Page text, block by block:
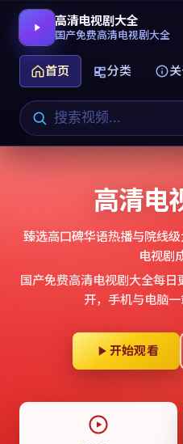
高清电视剧大全
国产免费高清电视剧大全
首页 分类
高清电
臻选高口碑华语热播与院线级
电视剧
国产免费高清电视剧大全每日
开，手机与电脑一
开始观看